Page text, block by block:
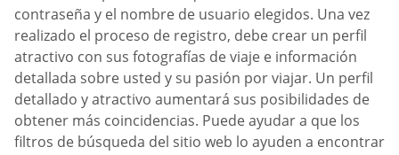
contraseña y el nombre de usuario elegidos. Una vez
realizado el proceso de registro, debe crear un perfil
atractivo con sus fotografías de viaje e información
detallada sobre usted y su pasión por viajar. Un perfil
detallado y atractivo aumentará sus posibilidades de
obtener más coincidencias. Puede ayudar a que los
filtros de búsqueda del sitio web lo ayuden a encontrar